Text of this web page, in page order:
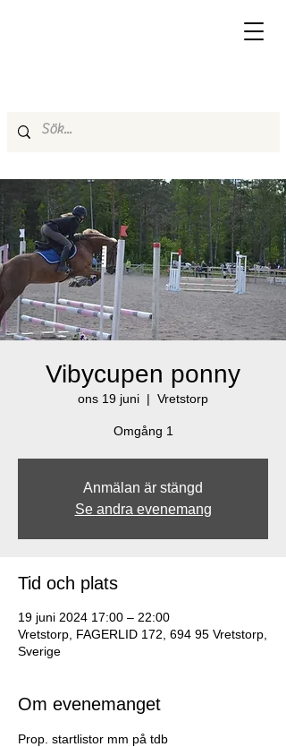
Vibycupen ponny
ons 19 juni
  |
Vretstorp
Omgång 1
Anmälan är stängd
Se andra evenemang
Tid och plats
19 juni 2024 17:00 – 22:00
Vretstorp, FAGERLID 172, 694 95 Vretstorp,
Sverige
Om evenemanget
Prop. startlistor mm på tdb